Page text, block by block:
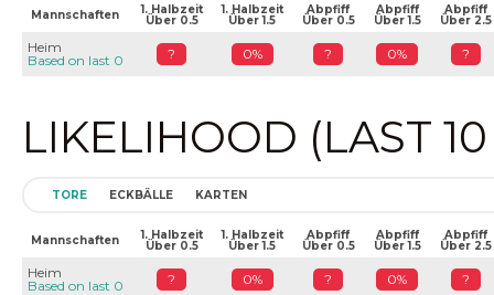
Mannschaften 1. Halbzeit
Über 0.5
1. Halbzeit
Über 1.5
Abpfiff
Über 0.5
Abpfiff
Über 1.5
Abpfiff
Über 2.5
Heim
Based on last 0
? 0% ? 0% ?
LIKELIHOOD (LAST
TORE ECKBÄLLE KARTEN
Mannschaften 1. Halbzeit
Über 0.5
1. Halbzeit
Über 1.5
Abpfiff
Über 0.5
Abpfiff
Über 1.5
Abpfiff
Über 2.5
Heim
Based on last 0
? 0% ? 0% ?